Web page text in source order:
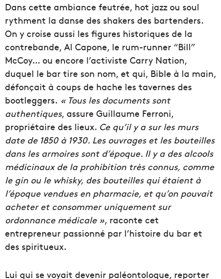
Dans cette ambiance feutrée, hot jazz ou soul
rythment la danse des shakers des bartenders.
On y croise aussi les figures historiques de la
contrebande, Al Capone, le rum-runner “Bill”
McCoy… ou encore l’activiste Carry Nation,
duquel le bar tire son nom, et qui, Bible à la main,
défonçait à coups de hache les tavernes des
bootleggers. « Tous les documents sont
authentiques, assure Guillaume Ferroni,
propriétaire des lieux. Ce qu’il y a sur les murs
date de 1850 à 1930. Les ouvrages et les bouteilles
dans les armoires sont d’époque. Il y a des alcools
médicinaux de la prohibition très connus, comme
le gin ou le whisky, des bouteilles qui étaient à
l’époque vendues en pharmacie, et qu’on pouvait
acheter et consommer uniquement sur
ordonnance médicale », raconte cet
entrepreneur passionné par l’histoire du bar et
des spiritueux.
Lui qui se voyait devenir paléontologue, reporter